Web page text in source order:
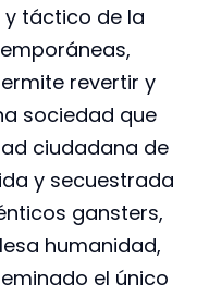
táctico de la
revertir y
sociedad que
ciudadana de
y secuestrada
gansters,
humanidad,
el único